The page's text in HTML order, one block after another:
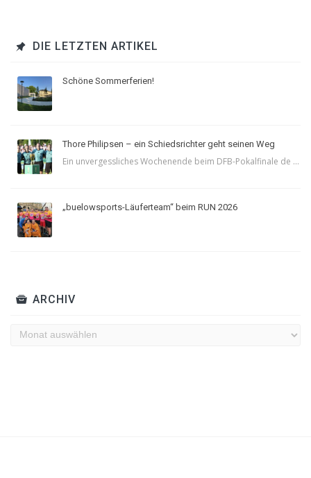
DIE LETZTEN ARTIKEL
Schöne Sommerferien!
Thore Philipsen – ein Schiedsrichter geht seinen Weg
Ein unvergessliches Wochenende beim DFB-Pokalfinale de ...
„buelowsports-Läuferteam“ beim RUN 2026
ARCHIV
Archiv